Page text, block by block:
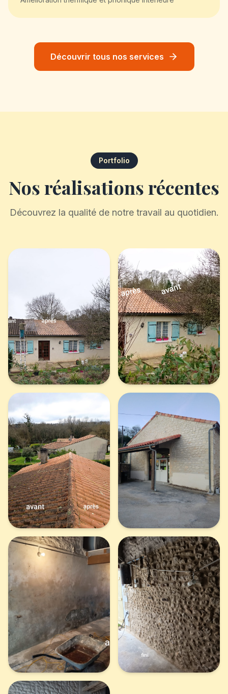
Découvrir tous nos services
Portfolio
Nos réalisations récentes
Découvrez la qualité de notre travail au quotidien.